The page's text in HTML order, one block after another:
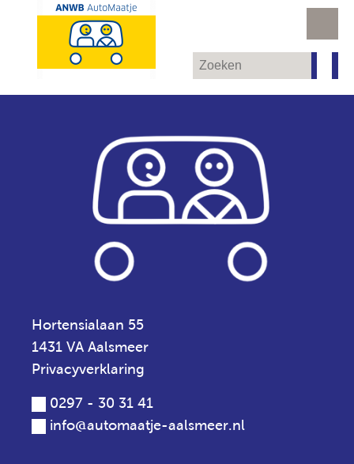
Hortensialaan 55
1431 VA Aalsmeer
Privacyverklaring
0297 - 30 31 41
info@automaatje-aalsmeer.nl